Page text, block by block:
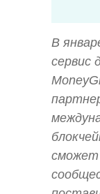
В
сервис
сможет